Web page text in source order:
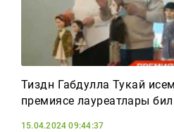
Тиздән Габдулла Тукай
премиясе лауреатлары
15.04.2024 09:44:37